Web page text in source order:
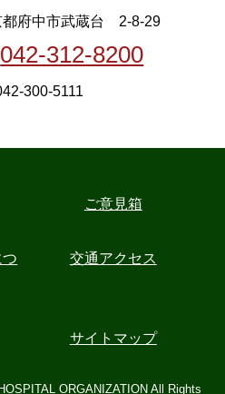
府中市武蔵台 2-8-29
042-312-8200
300-5111
ご意見箱
交通アクセス
サイトマップ
ORGANIZATION All Rights